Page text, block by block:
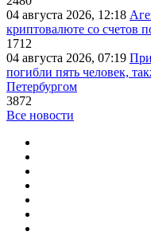
04 августа 2026, 12:18
криптовалюте со счетов
1712
04 августа 2026, 07:19
погибли пять человек,
Петербургом
3872
Все новости